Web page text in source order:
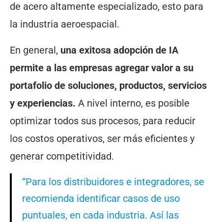
de acero altamente especializado, esto para
la industria aeroespacial.
En general, una exitosa adopción de IA
permite a las empresas agregar valor a su
portafolio de soluciones, productos, servicios
y experiencias. A nivel interno, es posible
optimizar todos sus procesos, para reducir
los costos operativos, ser más eficientes y
generar competitividad.
“Para los distribuidores e integradores, se
recomienda identificar casos de uso
puntuales, en cada industria. Así las